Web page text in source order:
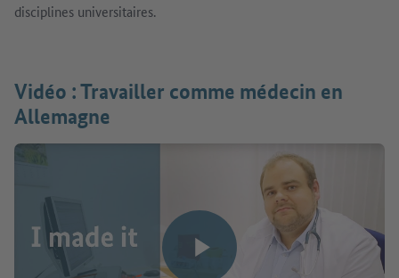
disciplines universitaires.
Lire la vidéo
Vidéo : Travailler comme médecin en
Allemagne